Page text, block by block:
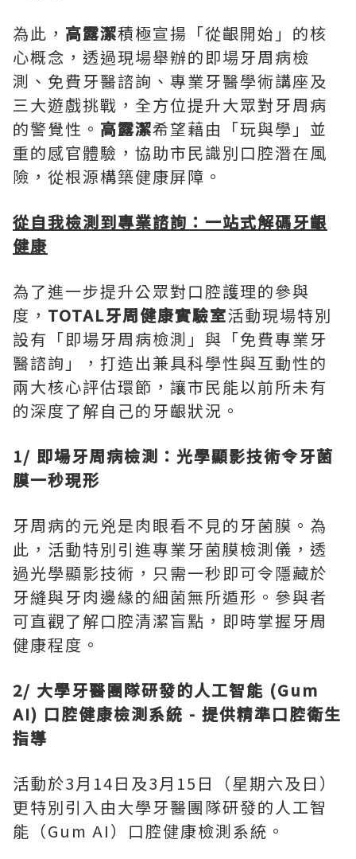
為此， 高露潔積極宣揚「從齦開始」的核
心概念，透過現場舉辦的即場牙周病檢
測、免費牙醫諮詢、專業牙醫學術講座及
三大遊戲挑戰，全方位提升大眾對牙周病
的警覺性。 高露潔希望藉由「玩與學」並
重的感官體驗，協助市民識別口腔潛在風
險，從根源構築健康屏障。
從自我檢測到專業諮詢：一站式解碼牙齦
健康
為了進一步提升公眾對口腔護理的參與
度， TOTAL牙周健康實驗室活動現場特別
設有「即場牙周病檢測」與「免費專業牙
醫諮詢」，打造出兼具科學性與互動性的
兩大核心評估環節，讓市民能以前所未有
的深度了解自己的牙齦狀況。
1/ 即場牙周病檢測：光學顯影技術令牙菌
膜一秒現形
牙周病的元兇是肉眼看不見的牙菌膜。為
此，活動特別引進專業牙菌膜檢測儀，透
過光學顯影技術，只需一秒即可令隱藏於
牙縫與牙肉邊緣的細菌無所遁形。參與者
可直觀了解口腔清潔盲點，即時掌握牙周
健康程度。
2/ 大學牙醫團隊研發的人工智能 (Gum
AI) 口腔健康檢測系統 - 提供精準口腔衛生
指導
活動於3月14日及3月15日（星期六及日）
更特別引入由大學牙醫團隊研發的人工智
能（Gum AI）口腔健康檢測系統。